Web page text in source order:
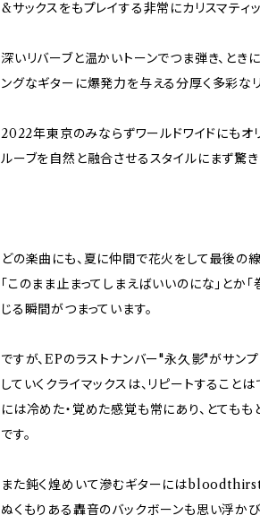
&サックスをもプレイする非常にカリスマティ
深いリバーブと温かいトーンでつま弾き、とき
ングなギターに爆発力を与える分厚く多彩なリ
2022年東京のみならずワールドワイドにもオ
ルーブを自然と融合させるスタイルにまず驚
どの楽曲にも、夏に仲間で花火をして最後の
「このまま止まってしまえばいいのにな」とか
じる瞬間がつまっています。
ですが、EPのラストナンバー"永久影"がサン
していくクライマックスは、リピートするこ
には冷めた・覚めた感覚も常にあり、とても
です。
また鈍く煌めいて滲むギターには
ぬくもりある轟音のバックボーンも思い浮かび